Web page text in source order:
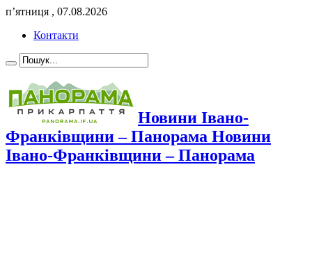
п’ятниця , 07.08.2026
Контакти
Новини Івано-
Франківщини – Панорама Новини
Івано-Франківщини – Панорама